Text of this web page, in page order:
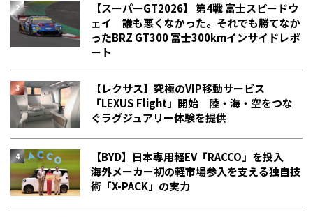
【スーパーGT2026】 第4戦 富士スピードウ
ェイ 誰も悪くなかった。それでも勝てなか
った――BRZ GT300 富士300kmインサイドレポ
ート
【レクサス】究極のVIP移動サービス
「LEXUS Flight」開始 陸・海・空をつな
ぐラグジュアリー体験を提供
【BYD】日本専用軽EV「RACCO」を投入
海外メーカー初の軽市場参入を支える独自技
術「X-PACK」の実力